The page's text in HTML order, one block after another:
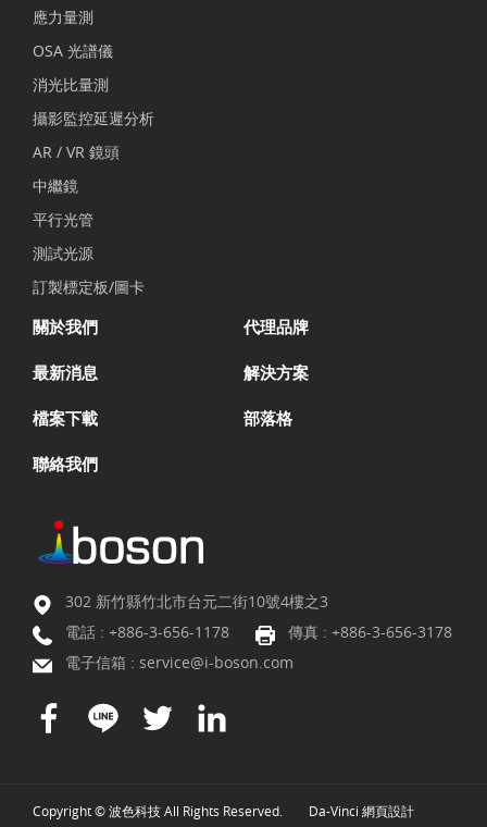
應力量測
OSA 光譜儀
消光比量測
攝影監控延遲分析
AR / VR 鏡頭
中繼鏡
平行光管
測試光源
訂製標定板/圖卡
關於我們 代理品牌
最新消息 解決方案
檔案下載 部落格
聯絡我們
302 新竹縣竹北市台元二街10號4樓之3
電話 : +886-3-656-1178
傳真 : +886-3-656-3178
電子信箱 : service@i-boson.com
Copyright © 波色科技 All Rights Reserved. Da-Vinci 網頁設計